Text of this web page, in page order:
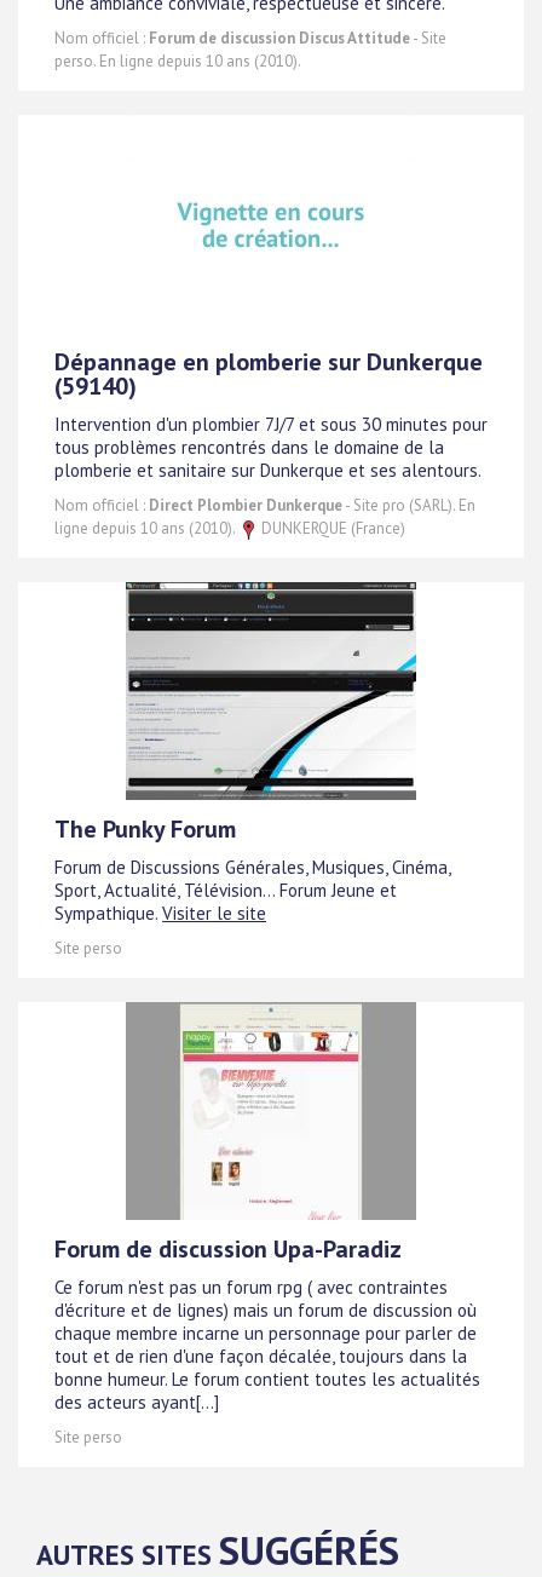
Nom officiel : Forum de discussion Discus Attitude- Site
perso. En ligne depuis 10 ans (2010).
Dépannage en plomberie sur Dunkerque
(59140)
Intervention d'un plombier 7J/7 et sous 30 minutes pour
tous problèmes rencontrés dans le domaine de la
plomberie et sanitaire sur Dunkerque et ses alentours.
Nom officiel : Direct Plombier Dunkerque- Site pro (SARL). En
ligne depuis 10 ans (2010).
DUNKERQUE (France)
The Punky Forum
Forum de Discussions Générales, Musiques, Cinéma,
Sport, Actualité, Télévision... Forum Jeune et
Sympathique. Visiter le site
Site perso
Forum de discussion Upa-Paradiz
Ce forum n'est pas un forum rpg ( avec contraintes
d'écriture et de lignes) mais un forum de discussion où
chaque membre incarne un personnage pour parler de
tout et de rien d'une façon décalée, toujours dans la
bonne humeur. Le forum contient toutes les actualités
des acteurs ayant[...]
Site perso
AUTRES SITES SUGGÉRÉS